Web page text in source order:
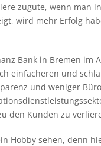
zugute, wenn man
wird mehr Erfolg
Bank in Bremen im
einfacheren und
und weniger
den Kunden zu
Hobby sehen, denn